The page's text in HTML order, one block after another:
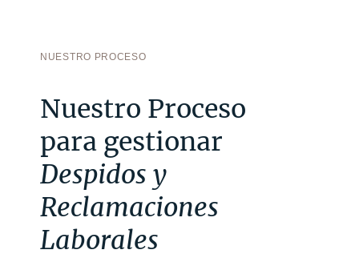
NUESTRO PROCESO
Nuestro Proceso
para gestionar
Despidos y
Reclamaciones
Laborales